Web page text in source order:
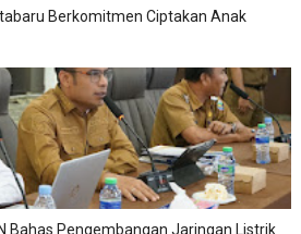
Berkomitmen Ciptakan Anak
Bahas Pengembangan Jaringan Listrik